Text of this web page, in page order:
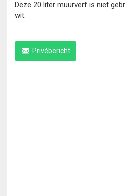
Deze 20 liter muurverf is niet
wit.
Privébericht